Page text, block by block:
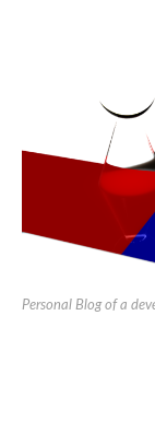
Personal Blog of a